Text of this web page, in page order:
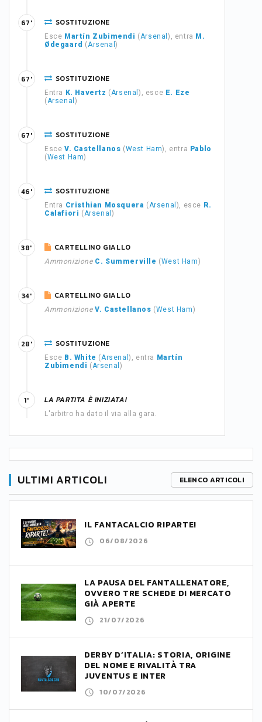
SOSTITUZIONE
Esce Martín Zubimendi (Arsenal), entra M.
Ødegaard (Arsenal)
67'
SOSTITUZIONE
Entra K. Havertz (Arsenal), esce E. Eze
(Arsenal )
67'
SOSTITUZIONE
Esce V. Castellanos (West Ham), entra Pablo
(West Ham)
67'
SOSTITUZIONE
Entra Cristhian Mosquera (Arsenal ), esce R.
Calafiori (Arsenal )
46'
CARTELLINO GIALLO
Ammonizione C. Summerville (West Ham)
38'
CARTELLINO GIALLO
Ammonizione V. Castellanos (West Ham)
34'
SOSTITUZIONE
Esce B. White (Arsenal), entra
Martín
Zubimendi (Arsenal )
28'
LA PARTITA È INIZIATA!
L'arbitro ha dato il via alla gara.
1'
ULTIMI ARTICOLI ELENCO ARTICOLI
IL FANTACALCIO RIPARTE!
06/08/2026
LA PAUSA DEL FANTALLENATORE,
OVVERO TRE SCHEDE DI MERCATO
GIÀ APERTE
21/07/2026
DERBY D’ITALIA: STORIA, ORIGINE
DEL NOME E RIVALITÀ TRA
JUVENTUS E INTER
10/07/2026